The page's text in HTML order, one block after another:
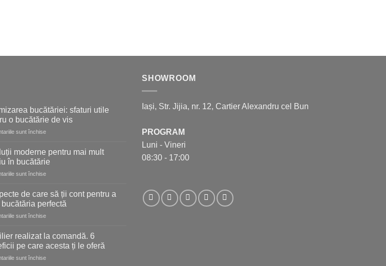
bucătăriei: sfaturi utile
o bucătărie de vis
sunt închisepentru
bucătăriei:
sfaturi
utile
pentru
bucătărie
de
moderne pentru mai mult
în bucătărie
sunt închisepentru
soluții
moderne
pentru
mai
spațiu
în
de care să ții cont pentru a
perfectă
sunt închisepentru
care
să
realizat la comandă. 6
pe care acesta ți le oferă
sunt închisepentru
SHOWROOM
Iași, Str. Jijia, nr. 12, Cartier Alexandru cel Bun
PROGRAM
Luni - Vineri
08:30 - 17:00